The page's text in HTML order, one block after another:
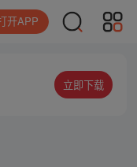
开APP
立即下载